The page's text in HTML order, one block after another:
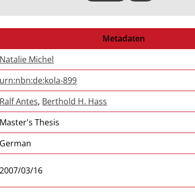
Metadaten
Natalie Michel
urn:nbn:de:kola-899
Ralf Antes, Berthold H. Hass
Master's Thesis
German
2007/03/16